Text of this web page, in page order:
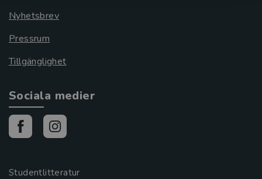
Nyhetsbrev
Pressrum
Tillgänglighet
Sociala medier
Studentlitteratur